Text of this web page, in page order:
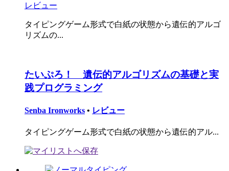
レビュー
タイピングゲーム形式で白紙の状態から遺伝的アルゴ
リズムの...
たいぷろ！ 遺伝的アルゴリズムの基礎と実
践プログラミング
Senba Ironworks • レビュー
タイピングゲーム形式で白紙の状態から遺伝的アル...